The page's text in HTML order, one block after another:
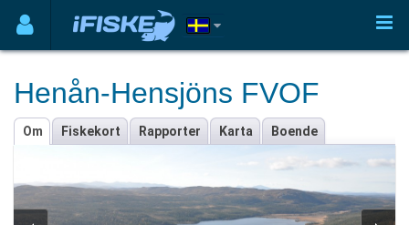
Henån-Hensjöns FVOF
Om Fiskekort Rapporter Karta Boende